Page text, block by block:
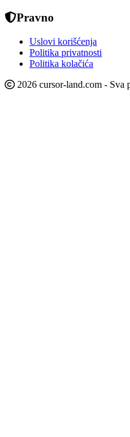
Pravno
Uslovi korišćenja
Politika privatnosti
Politika kolačića
2026 cursor-land.com - Sva